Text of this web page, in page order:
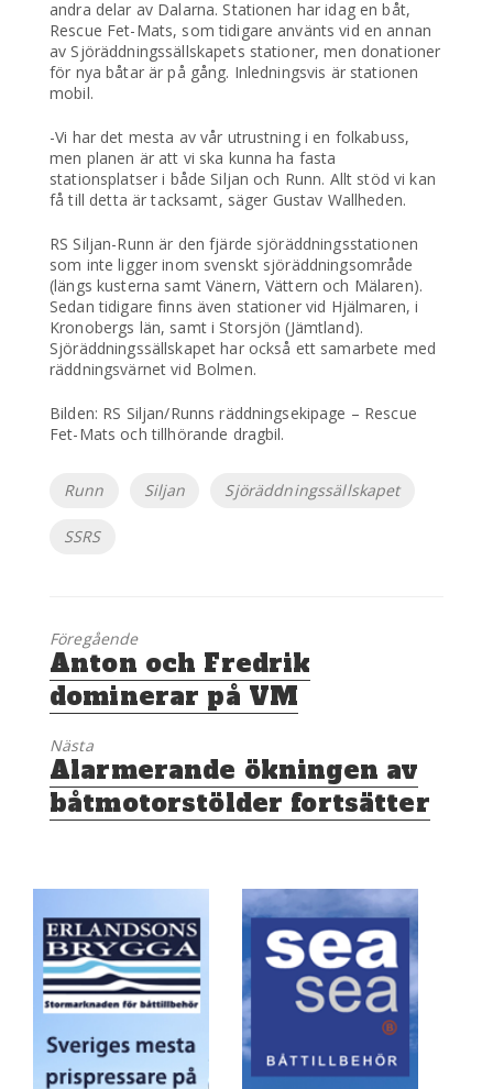
andra delar av Dalarna. Stationen har idag en båt,
Rescue Fet-Mats, som tidigare använts vid en annan
av Sjöräddningssällskapets stationer, men donationer
för nya båtar är på gång. Inledningsvis är stationen
mobil.
-Vi har det mesta av vår utrustning i en folkabuss,
men planen är att vi ska kunna ha fasta
stationsplatser i både Siljan och Runn. Allt stöd vi kan
få till detta är tacksamt, säger Gustav Wallheden.
RS Siljan-Runn är den fjärde sjöräddningsstationen
som inte ligger inom svenskt sjöräddningsområde
(längs kusterna samt Vänern, Vättern och Mälaren).
Sedan tidigare finns även stationer vid Hjälmaren, i
Kronobergs län, samt i Storsjön (Jämtland).
Sjöräddningssällskapet har också ett samarbete med
räddningsvärnet vid Bolmen.
Bilden: RS Siljan/Runns räddningsekipage – Rescue
Fet-Mats och tillhörande dragbil.
Etiketter
Runn Siljan Sjöräddningssällskapet
SSRS
Föregående
Föregående
inlägg:
Anton och Fredrik
dominerar på VM
Nästa
Nästa
inlägg:
Alarmerande ökningen av
båtmotorstölder fortsätter